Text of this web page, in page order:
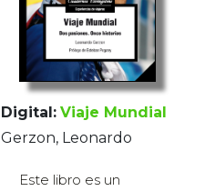
Digital: Viaje Mundial
Gerzon, Leonardo
Este libro es un